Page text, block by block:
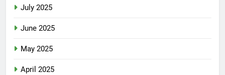
July 2025
June 2025
May 2025
April 2025